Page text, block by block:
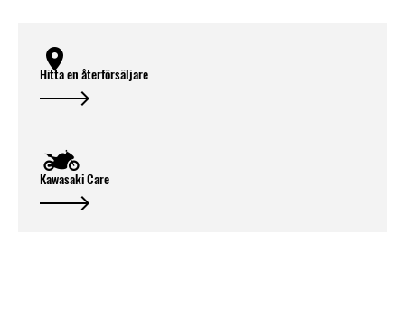
Hitta en återförsäljare
Kawasaki Care